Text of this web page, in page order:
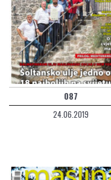
087
24.06.2019